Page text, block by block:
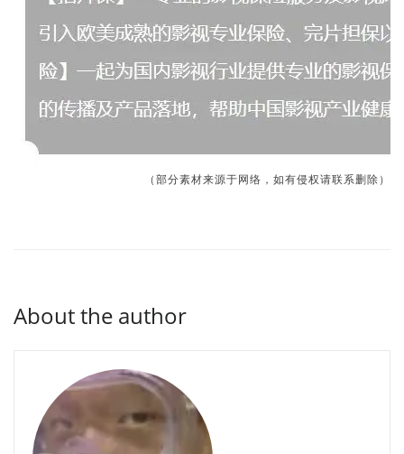
（部分素材来源于网络，如有侵权请联系删除）
About the author